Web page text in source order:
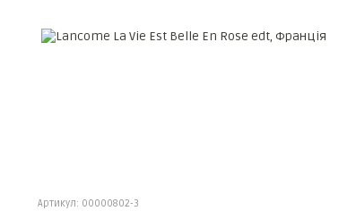
Артикул: 00000802-3